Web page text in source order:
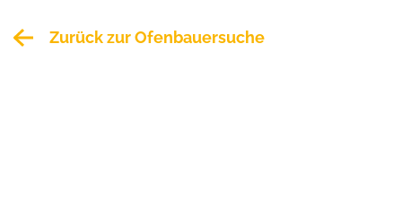
Zurück zur Ofenbauersuche